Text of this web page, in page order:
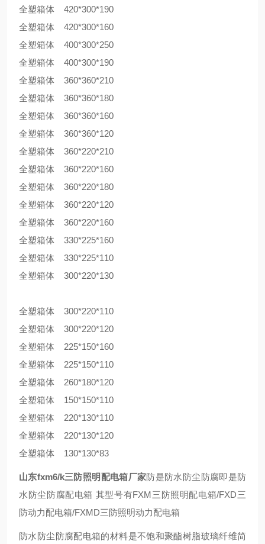
全塑箱体 420*300*190
全塑箱体 420*300*160
全塑箱体 400*300*250
全塑箱体 400*300*190
全塑箱体 360*360*210
全塑箱体 360*360*180
全塑箱体 360*360*160
全塑箱体 360*360*120
全塑箱体 360*220*210
全塑箱体 360*220*160
全塑箱体 360*220*180
全塑箱体 360*220*120
全塑箱体 360*220*160
全塑箱体 330*225*160
全塑箱体 330*225*110
全塑箱体 300*220*130
全塑箱体 300*220*110
全塑箱体 300*220*120
全塑箱体 225*150*160
全塑箱体 225*150*110
全塑箱体 260*180*120
全塑箱体 150*150*110
全塑箱体 220*130*110
全塑箱体 220*130*120
全塑箱体 130*130*83
山东fxm6/k三防照明配电箱厂家防是防水防尘防腐即是防
水防尘防腐配电箱 其型号有FXM三防照明配电箱/FXD三
防动力配电箱/FXMD三防照明动力配电箱
防水防尘防腐配电箱的材料是不饱和聚酯树脂玻璃纤维简